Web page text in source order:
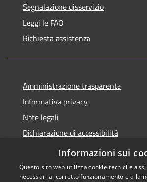
Segnalazione disservizio
Leggi le FAQ
Richiesta assistenza
Amministrazione trasparente
Informativa privacy
Note legali
Dichiarazione di accessibilità
Statistiche WebInformazioni sui
Questo sito web utilizza cookie tecnici e
necessari al corretto funzionamento e alla